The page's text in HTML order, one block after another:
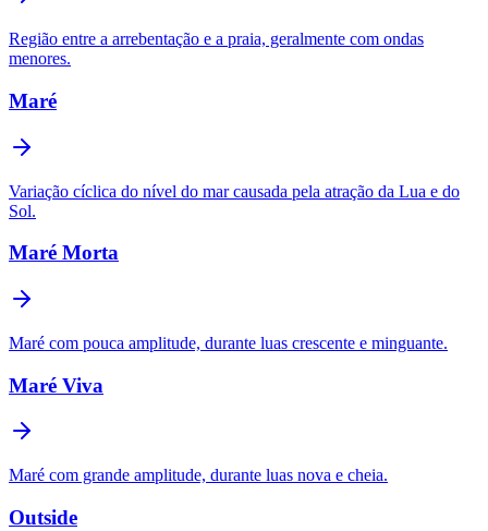
Região entre a arrebentação e a praia, geralmente com ondas
menores.
Maré
Variação cíclica do nível do mar causada pela atração da Lua e do
Sol.
Maré Morta
Maré com pouca amplitude, durante luas crescente e minguante.
Maré Viva
Maré com grande amplitude, durante luas nova e cheia.
Outside